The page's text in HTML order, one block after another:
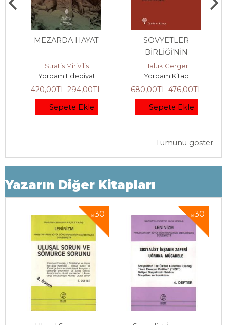
MEZARDA HAYAT
Stratis Mirivilis
Yordam Edebiyat
420,00TL 294,00TL
Sepete Ekle
SOVYETLER
BİRLİĞİ’NİN
ÇÖKÜŞÜ
Haluk Gerger
Yordam Kitap
680,00TL 476,00TL
Sepete Ekle
Tümünü göster
Yazarın Diğer Kitapları
%30 %30